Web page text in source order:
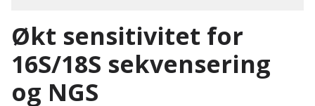
Økt sensitivitet for
16S/18S sekvensering
og NGS